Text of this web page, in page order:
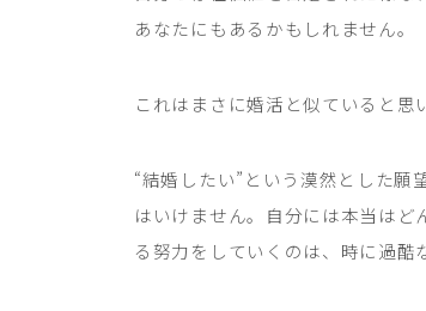
あなたにもあるかもしれません。
これはまさに婚活と似ていると思
“結婚したい”という漠然とした
はいけません。自分には本当は
る努力をしていくのは、時に過酷